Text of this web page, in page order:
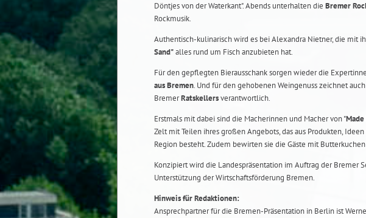
Döntjes von der Waterkant". Abends unterhalten die Bremer
Rockmusik.
Authentisch-kulinarisch wird es bei Alexandra Nietner, die mit
Sand"alles rund um Fisch anzubieten hat.
Für den gepflegten Bierausschank sorgen wieder die
aus Bremen. Und für den gehobenen Weingenuss zeichnet
BremerRatskellersverantwortlich.
Erstmals mit dabei sind die Macherinnen und Macher von "
Zelt mit Teilen ihres großen Angebots, das aus Produkten,
Region besteht. Zudem bewirten sie die Gäste mit
Konzipiert wird die Landespräsentation im Auftrag der Bremer
Unterstützung der Wirtschaftsförderung Bremen.
Hinweis für Redaktionen:
Ansprechpartner für die Bremen-Präsentation in Berlin ist